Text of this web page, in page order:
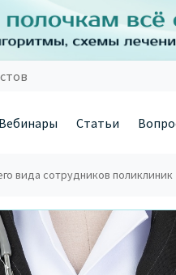
Вебинары Статьи
вида сотрудников поликлиник